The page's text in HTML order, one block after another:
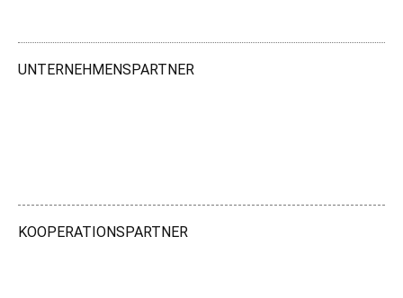
UNTERNEHMENSPARTNER
KOOPERATIONSPARTNER